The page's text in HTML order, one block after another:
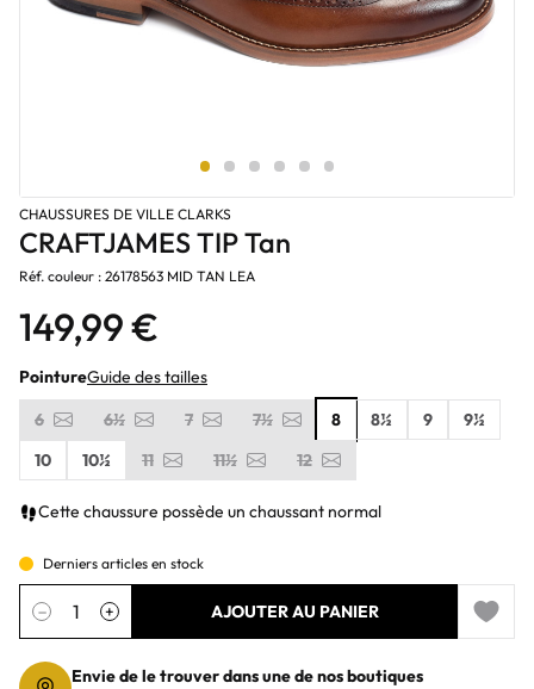
CHAUSSURES DE VILLE CLARKS
CRAFTJAMES TIP Tan
Réf. couleur : 26178563 MID TAN LEA
149,99 €
PointureGuide des tailles
6
6½ 7 7½ 8 8½ 9
9½
10
10½ 11 11½ 12
Cette chaussure possède un chaussant normal
Derniers articles en stock
Quantité
− + AJOUTER AU PANIER
Add to
Envie de le trouver dans une de nos boutiques